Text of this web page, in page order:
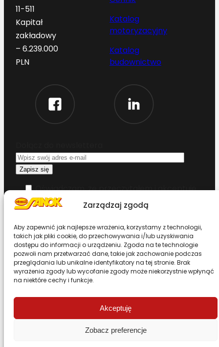
Zarządzaj zgodą
Aby zapewnić jak najlepsze wrażenia, korzystamy z technologii,
takich jak pliki cookie, do przechowywania i/lub uzyskiwania
dostępu do informacji o urządzeniu. Zgoda na te technologie
pozwoli nam przetwarzać dane, takie jak zachowanie podczas
przeglądania lub unikalne identyfikatory na tej stronie. Brak
wyrażenia zgody lub wycofanie zgody może niekorzystnie wpłynąć
na niektóre cechy i funkcje.
Akceptuję
Zobacz preferencje
11-511
Kapitał
zakładowy
– 6.239.000
PLN
Katalog
motoryzacyjny
Katalog
budownictwo
Oświadczam, że przeczytałem i akceptuję
warunki korzystania z serwisu
Chcesz zostać dystrybutorem?
Design & Code by Foxstudio.eu
Przewiń stronę do góry